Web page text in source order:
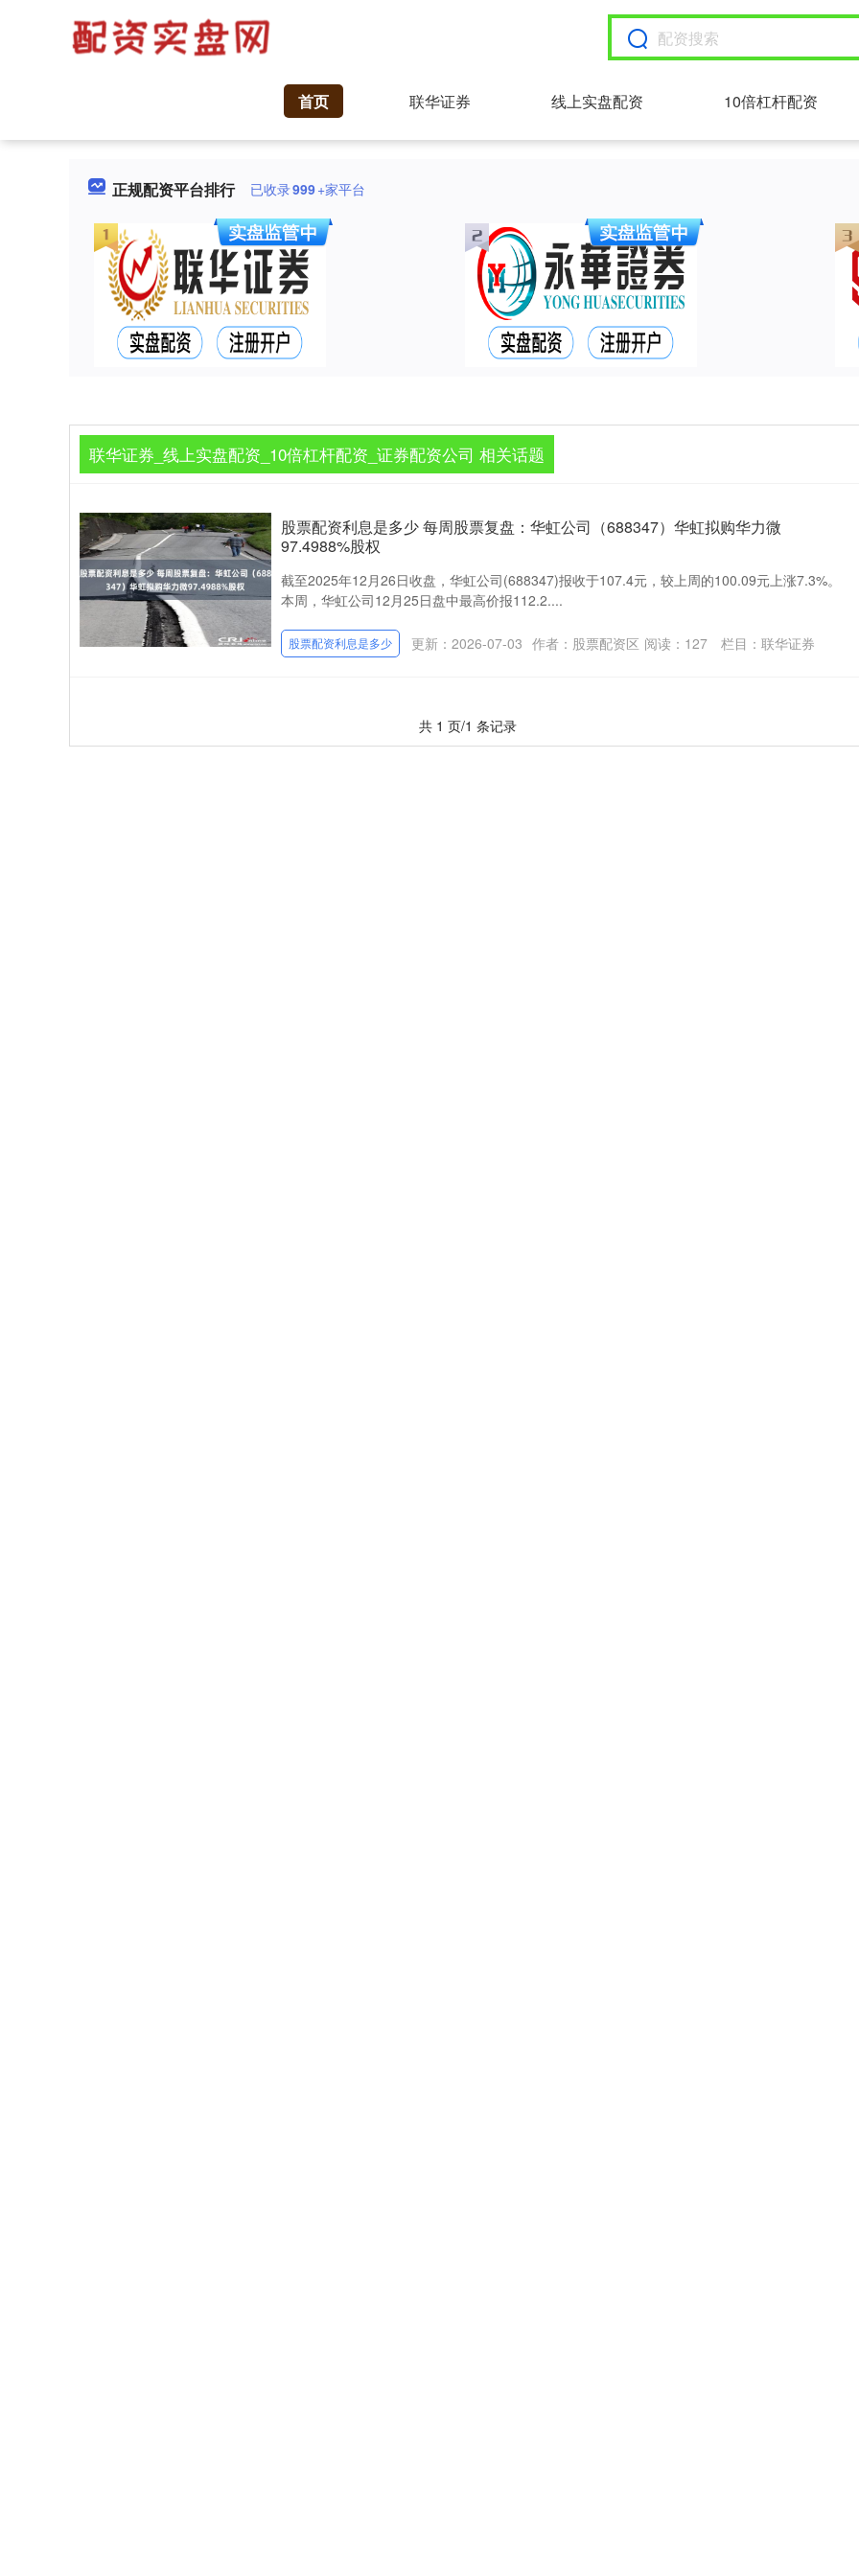
首页 联华证券 线上实盘配资 10倍杠杆配资
正规配资平台排行 已收录999+家平台
联华证券_线上实盘配资_10倍杠杆配资_证券配资公司 相关话题
股票配资利息是多少 每周股票复盘：华虹公司（688347）华虹拟购华力微
97.4988%股权
截至2025年12月26日收盘，华虹公司(688347)报收于107.4元，较上周的100.09元上涨7.3%。
本周，华虹公司12月25日盘中最高价报112.2....
股票配资利息是多少 更新：2026-07-03 作者：股票配资区 阅读： 127 栏目： 联华证券
共 1 页/1 条记录